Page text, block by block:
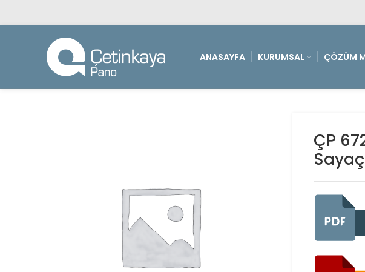
ANASAYFA KURUMSAL ÇÖZÜM
ÇP